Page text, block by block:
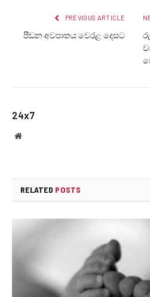
PREVIOUS ARTICLE
පීඩන අවපාතය වෙරළ දෙසට
24x7
Website
RELATED POSTS